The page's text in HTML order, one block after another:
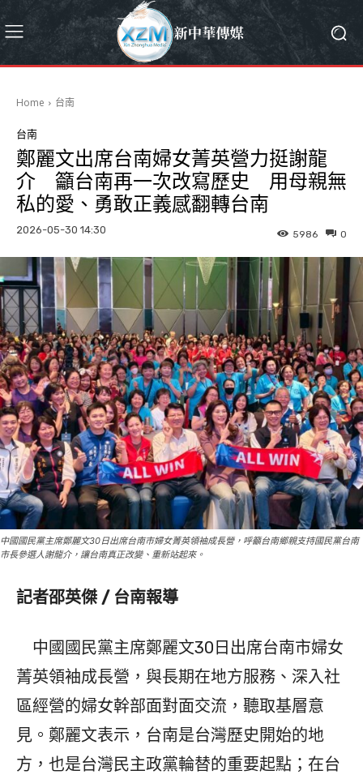
Home 台南
台南
鄭麗文出席台南婦女菁英營力挺謝龍
介 籲台南再一次改寫歷史 用母親無
私的愛、勇敢正義感翻轉台南
2026-05-30 14:30 0
5986
中國國民黨主席鄭麗文30日出席台南市婦女菁英領袖成長營，呼籲台南鄉親支持國民黨台南
市長參選人謝龍介，讓台南真正改變、重新站起來。
記者邵英傑 / 台南報導
中國國民黨主席鄭麗文30日出席台南市婦女
菁英領袖成長營，與長期在地方服務、深入社
區經營的婦女幹部面對面交流，聽取基層意
見。鄭麗文表示，台南是台灣歷史開始的地
方，也是台灣民主政黨輪替的重要起點；在台